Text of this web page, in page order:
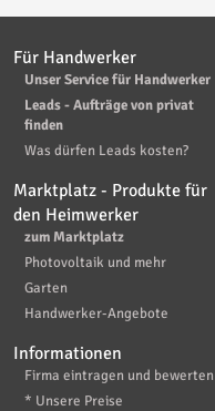
Für Handwerker
Unser Service für Handwerker
Leads - Aufträge von privat
finden
Was dürfen Leads kosten?
Marktplatz - Produkte für
den Heimwerker
zum Marktplatz
Photovoltaik und mehr
Garten
Handwerker-Angebote
Informationen
Firma eintragen und bewerten
* Unsere Preise